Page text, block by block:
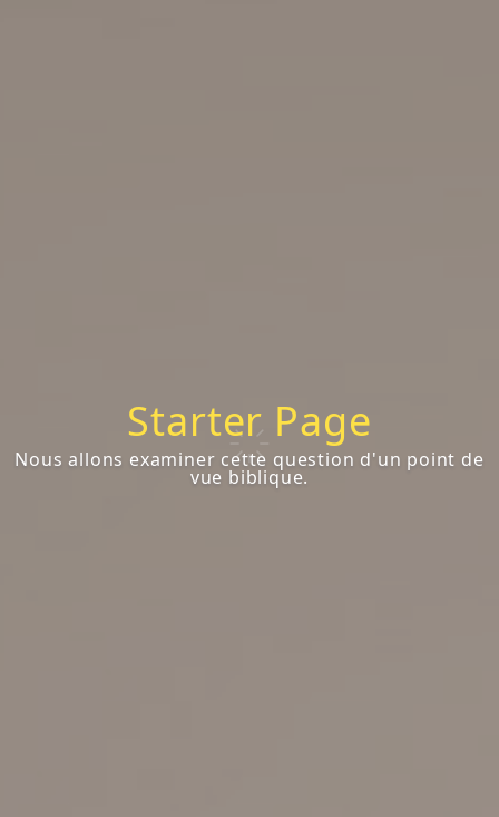
Starter Page
Nous allons examiner cette question d'un point de
vue biblique.